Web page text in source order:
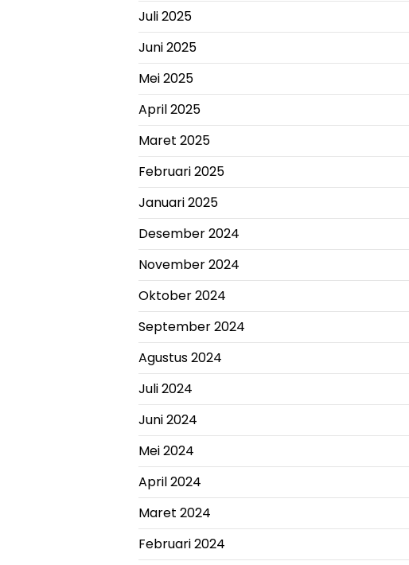
Juli 2025
Juni 2025
Mei 2025
April 2025
Maret 2025
Februari 2025
Januari 2025
Desember 2024
November 2024
Oktober 2024
September 2024
Agustus 2024
Juli 2024
Juni 2024
Mei 2024
April 2024
Maret 2024
Februari 2024